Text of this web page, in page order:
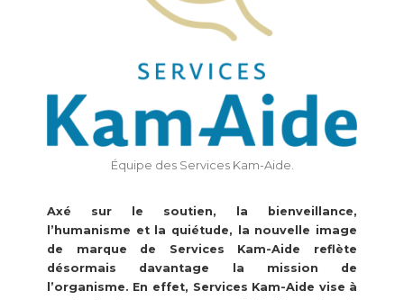
Équipe des Services Kam-Aide.
Axé sur le soutien, la bienveillance,
l’humanisme et la quiétude, la nouvelle image
de marque de Services Kam-Aide reflète
désormais davantage la mission de
l’organisme. En effet, Services Kam-Aide vise à